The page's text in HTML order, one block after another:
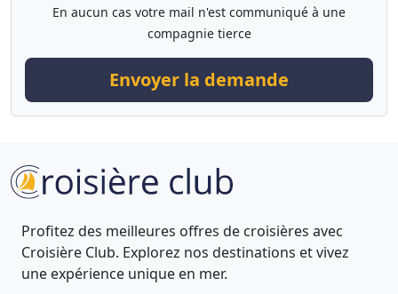
En aucun cas votre mail n'est communiqué à une
compagnie tierce
Envoyer la demande
Profitez des meilleures offres de croisières avec
Croisière Club. Explorez nos destinations et vivez
une expérience unique en mer.